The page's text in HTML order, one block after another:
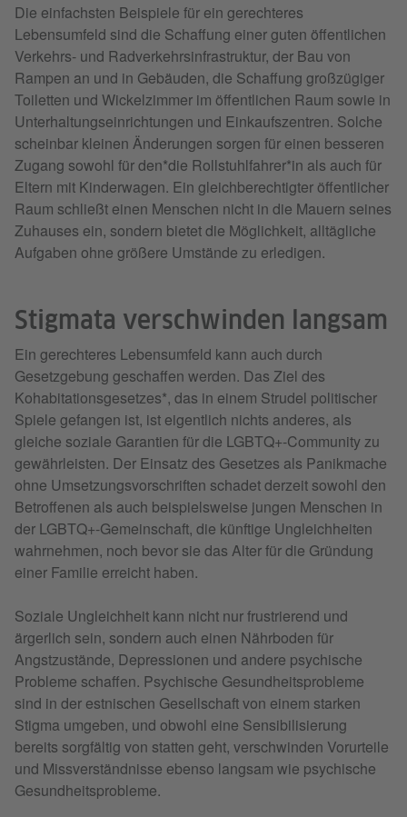
Die einfachsten Beispiele für ein gerechteres
Lebensumfeld sind die Schaffung einer guten öffentlichen
Verkehrs- und Radverkehrsinfrastruktur, der Bau von
Rampen an und in Gebäuden, die Schaffung großzügiger
Toiletten und Wickelzimmer im öffentlichen Raum sowie in
Unterhaltungseinrichtungen und Einkaufszentren. Solche
scheinbar kleinen Änderungen sorgen für einen besseren
Zugang sowohl für den*die Rollstuhlfahrer*in als auch für
Eltern mit Kinderwagen. Ein gleichberechtigter öffentlicher
Raum schließt einen Menschen nicht in die Mauern seines
Zuhauses ein, sondern bietet die Möglichkeit, alltägliche
Aufgaben ohne größere Umstände zu erledigen.
Stigmata verschwinden langsam
Ein gerechteres Lebensumfeld kann auch durch
Gesetzgebung geschaffen werden. Das Ziel des
Kohabitationsgesetzes*, das in einem Strudel politischer
Spiele gefangen ist, ist eigentlich nichts anderes, als
gleiche soziale Garantien für die LGBTQ+-Community zu
gewährleisten. Der Einsatz des Gesetzes als Panikmache
ohne Umsetzungsvorschriften schadet derzeit sowohl den
Betroffenen als auch beispielsweise jungen Menschen in
der LGBTQ+-Gemeinschaft, die künftige Ungleichheiten
wahrnehmen, noch bevor sie das Alter für die Gründung
einer Familie erreicht haben.
Soziale Ungleichheit kann nicht nur frustrierend und
ärgerlich sein, sondern auch einen Nährboden für
Angstzustände, Depressionen und andere psychische
Probleme schaffen. Psychische Gesundheitsprobleme
sind in der estnischen Gesellschaft von einem starken
Stigma umgeben, und obwohl eine Sensibilisierung
bereits sorgfältig von statten geht, verschwinden Vorurteile
und Missverständnisse ebenso langsam wie psychische
Gesundheitsprobleme.